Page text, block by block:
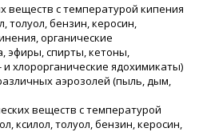
веществ с температурой кипения
толуол, бензин, керосин,
органические
эфиры, спирты, кетоны,
хлорорганические ядохимикаты)
аэрозолей (пыль, дым,
веществ с температурой
ксилол, толуол, бензин, керосин,